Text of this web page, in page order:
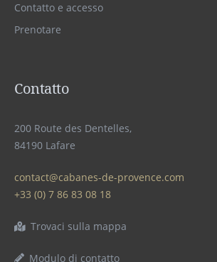
Contatto e accesso
Prenotare
Contatto
200 Route des Dentelles,
84190 Lafare
contact@cabanes-de-provence.com
+33 (0) 7 86 83 08 18
Trovaci sulla mappa
Modulo di contatto